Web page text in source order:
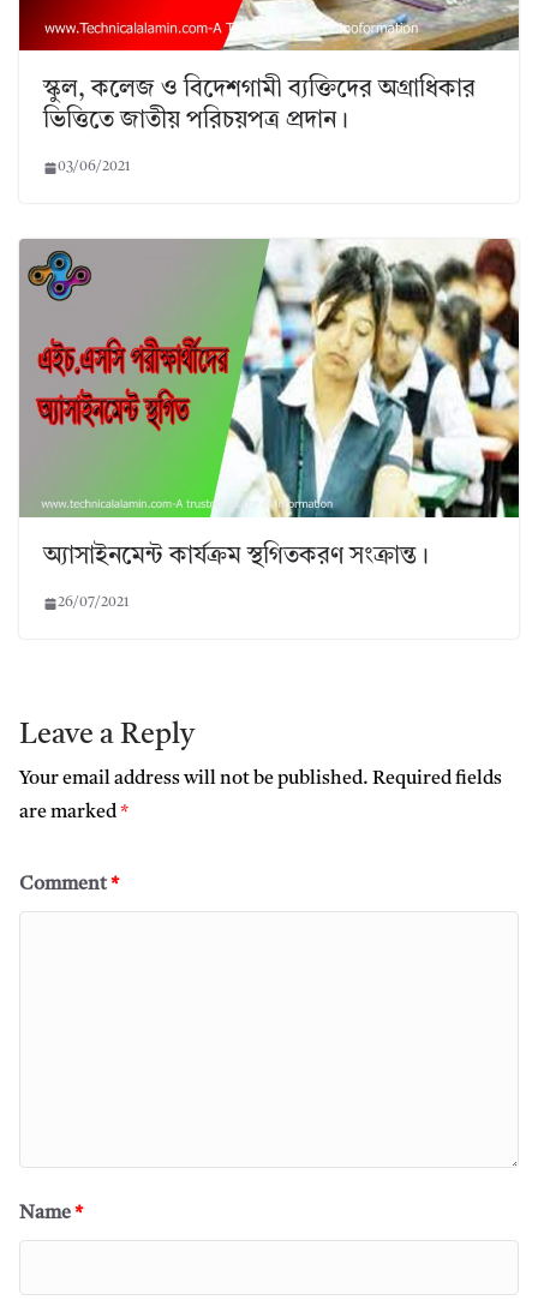
স্কুল, কলেজ ও বিদেশগামী ব্যক্তিদের অগ্রাধিকার
ভিত্তিতে জাতীয় পরিচয়পত্র প্রদান।
03/06/2021
অ্যাসাইনমেন্ট কার্যক্রম স্থগিতকরণ সংক্রান্ত।
26/07/2021
Leave a Reply
Your email address will not be published. Required fields
are marked*
Comment*
Name*